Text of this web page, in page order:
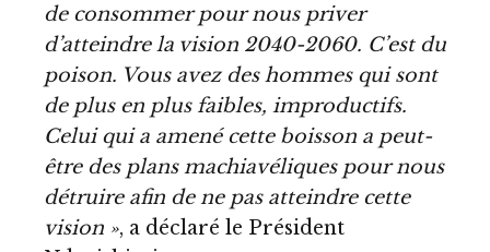
de consommer pour nous priver
d’atteindre la vision 2040-2060. C’est du
poison. Vous avez des hommes qui sont
de plus en plus faibles, improductifs.
Celui qui a amené cette boisson a peut-
être des plans machiavéliques pour nous
détruire afin de ne pas atteindre cette
vision », a déclaré le Président